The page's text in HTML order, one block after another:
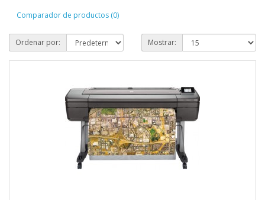
Comparador de productos (0)
Ordenar por: Mostrar: